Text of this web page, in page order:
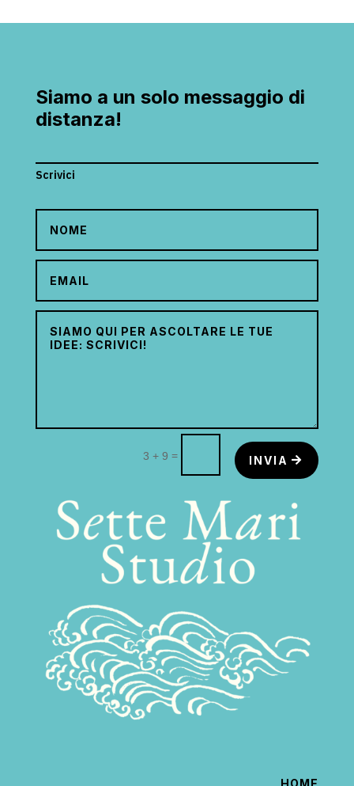
Siamo a un solo messaggio di
distanza!
Scrivici
3 + 9 = INVIA
HOME